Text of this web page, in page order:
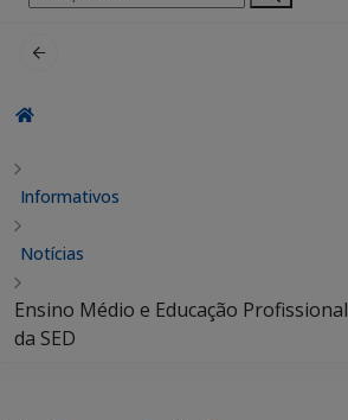
por:
Informativos
Notícias
Ensino Médio e Educação
da SED